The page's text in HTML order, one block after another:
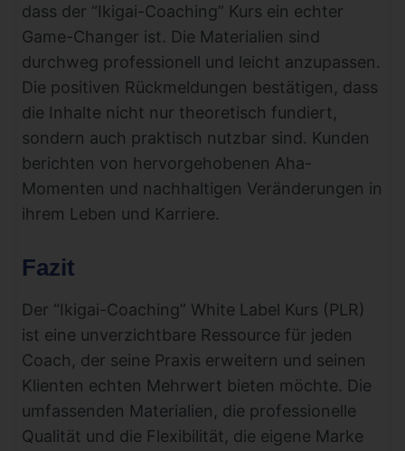
dass der “Ikigai-Coaching” Kurs ein echter
Game-Changer ist. Die Materialien sind
durchweg professionell und leicht anzupassen.
Die positiven Rückmeldungen bestätigen, dass
die Inhalte nicht nur theoretisch fundiert,
sondern auch praktisch nutzbar sind. Kunden
berichten von hervorgehobenen Aha-
Momenten und nachhaltigen Veränderungen in
ihrem Leben und Karriere.
Fazit
Der “Ikigai-Coaching” White Label Kurs (PLR)
ist eine unverzichtbare Ressource für jeden
Coach, der seine Praxis erweitern und seinen
Klienten echten Mehrwert bieten möchte. Die
umfassenden Materialien, die professionelle
Qualität und die Flexibilität, die eigene Marke